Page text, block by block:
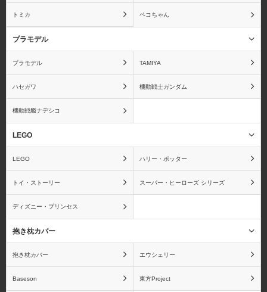
アンパンマン
IS〈インフィニット・ス
ウィッチブレイド ウサビッチ
うたの☆プリンスさまっ
宇宙戦艦ヤマト
トミカ ペコちゃん
プラモデル
プラモデル TAMIYA
ハセガワ 機動戦士ガンダム
機動戦艦ナデシコ
LEGO
LEGO ハリー・ポッター
トイ・ストーリー スーパー・ヒーローズ シリーズ
ディズニー・プリンセス
抱き枕カバー
抱き枕カバー エウシェリー
Baseson 東方Project